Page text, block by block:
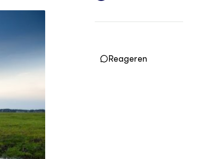
Vakbladen
Wiki Groen Kennisnet
Contact
ENGLISH
Search the Knowledge base
Reageren